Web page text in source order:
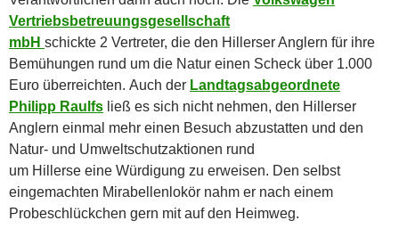
Vertriebsbetreuungsgesellschaft
mbH schickte 2 Vertreter, die den Hillerser Anglern für ihre
Bemühungen rund um die Natur einen Scheck über 1.000
Euro überreichten. Auch der Landtagsabgeordnete
Philipp Raulfs ließ es sich nicht nehmen, den Hillerser
Anglern einmal mehr einen Besuch abzustatten und den
Natur- und Umweltschutzaktionen rund
um Hillerse eine Würdigung zu erweisen. Den selbst
eingemachten Mirabellenlokör nahm er nach einem
Probeschlückchen gern mit auf den Heimweg.